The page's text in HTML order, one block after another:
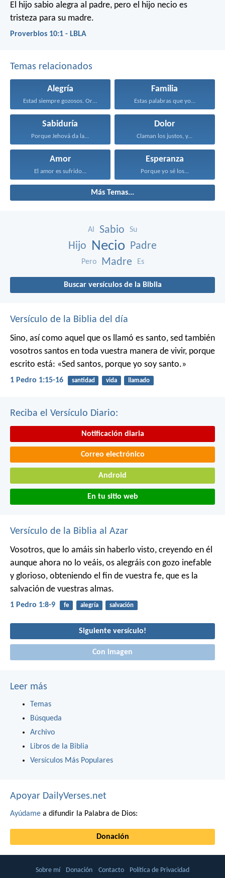
El hijo sabio alegra al padre, pero el hijo necio es
tristeza para su madre.
Proverbios 10:1 - LBLA
Temas relacionados
Alegría
Estad siempre gozosos. Orad...
Familia
Estas palabras que yo...
Sabiduría
Porque Jehová da la...
Dolor
Claman los justos, y...
Amor
El amor es sufrido...
Esperanza
Porque yo sé los...
Más Temas...
Al Sabio Su
Hijo Necio Padre
Pero Madre Es
Buscar versículos de la Biblia
Versículo de la Biblia del día
Sino, así como aquel que os llamó es santo, sed también
vosotros santos en toda vuestra manera de vivir, porque
escrito está: «Sed santos, porque yo soy santo.»
1 Pedro 1:15-16 santidad vida llamado
Reciba el Versículo Diario:
Notificación diaria
Correo electrónico
Android
En tu sitio web
Versículo de la Biblia al Azar
Vosotros, que lo amáis sin haberlo visto, creyendo en él
aunque ahora no lo veáis, os alegráis con gozo inefable
y glorioso, obteniendo el fin de vuestra fe, que es la
salvación de vuestras almas.
1 Pedro 1:8-9 fe alegría salvación
Siguiente versículo!
Con imagen
Leer más
Temas
Búsqueda
Archivo
Libros de la Biblia
Versículos Más Populares
Apoyar DailyVerses.net
Ayúdame a difundir la Palabra de Dios:
Donación
Sobre mí Donación Contacto Política de Privacidad